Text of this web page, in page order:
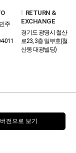
주
011
RETURN &
EXCHANGE
경기도 광명시 철산
로23, 3층 일부호(철
산동 대광빌딩)
전으로 보기